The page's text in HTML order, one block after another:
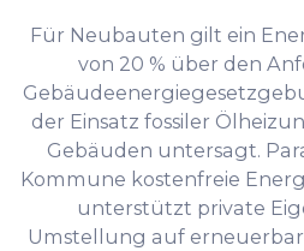
Für Neubauten gilt ein
von 20 % über den
der Einsatz fossiler
Gebäuden untersagt.
Kommune kostenfreie
unterstützt private
Umstellung auf